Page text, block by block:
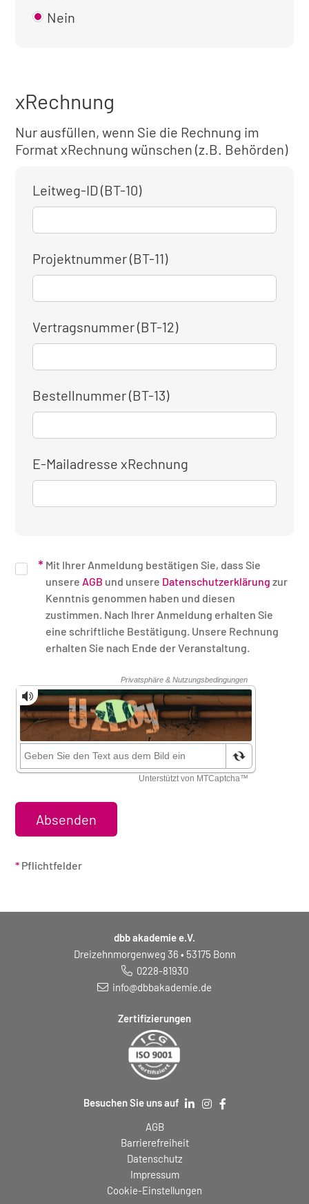
Nein
xRechnung
Nur ausfüllen, wenn Sie die Rechnung im
Format xRechnung wünschen (z.B. Behörden)
Leitweg-ID (BT-10)
Projektnummer (BT-11)
Vertragsnummer (BT-12)
Bestellnummer (BT-13)
E-Mailadresse xRechnung
Mit Ihrer Anmeldung bestätigen Sie, dass Sie
unsere AGB und unsere Datenschutzerklärung zur
Kenntnis genommen haben und diesen
zustimmen. Nach Ihrer Anmeldung erhalten Sie
eine schriftliche Bestätigung. Unsere Rechnung
erhalten Sie nach Ende der Veranstaltung.
Sicherheitsüberprüfung
* Pflichtfelder
dbb akademie e.V.
Dreizehnmorgenweg 36 • 53175 Bonn
0228-81930
info@dbbakademie.de
Zertifizierungen
Besuchen Sie uns auf
AGB
Barrierefreiheit
Datenschutz
Impressum
Cookie-Einstellungen